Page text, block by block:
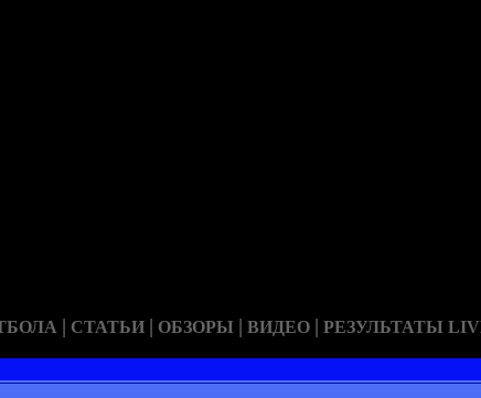
| СТАТЬИ | ОБЗОРЫ | ВИДЕО | РЕЗУЛЬТАТЫ